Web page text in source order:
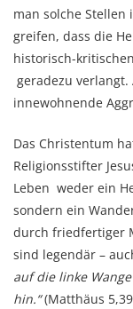
man solche Stellen
greifen, dass die
historisch-
geradezu verlangt.
innewohnende
Das Christentum
Religionsstifter
Leben weder ein
sondern ein
durch friedfertiger
sind legendär –
auf die linke
hin.“(Matthäus